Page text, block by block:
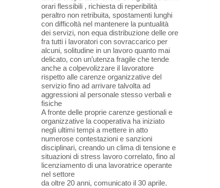
orari flessibili , richiesta di reperibilità
peraltro non retribuita, spostamenti lunghi
con difficoltà nel mantenere la puntualità
dei servizi, non equa distribuzione delle ore
fra tutti i lavoratori con sovraccarico per
alcuni, solitudine in un lavoro quanto mai
delicato, con un’utenza fragile che tende
anche a colpevolizzare il lavoratore
rispetto alle carenze organizzative del
servizio fino ad arrivare talvolta ad
aggressioni al personale stesso verbali e
fisiche
A fronte delle proprie carenze gestionali e
organizzative la cooperativa ha iniziato
negli ultimi tempi a mettere in atto
numerose contestazioni e sanzioni
disciplinari, creando un clima di tensione e
situazioni di stress lavoro correlato, fino al
licenziamento di una lavoratrice operante
nel settore
da oltre 20 anni, comunicato il 30 aprile.